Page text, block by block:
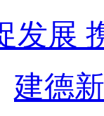
发展
建德